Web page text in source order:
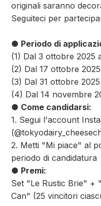
originali saranno
Seguiteci per
● Periodo di
(1) Dal 3 ottobre 2025
(2) Dal 17 ottobre
(3) Dal 31 ottobre
(4) Dal 14 novembre
● Come candidarsi:
1. Segui l'account
2. Metti "Mi piace" al
periodo di candidatura
● Premi:
Set "Le Rustic Brie" +
Can" (25 vincitori